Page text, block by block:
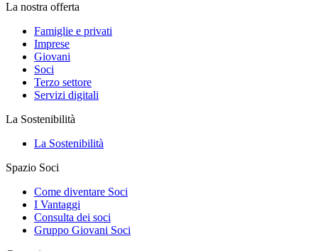
La nostra offerta
Famiglie e privati
Imprese
Giovani
Soci
Terzo settore
Servizi digitali
La Sostenibilità
La Sostenibilità
Spazio Soci
Come diventare Soci
I Vantaggi
Consulta dei soci
Gruppo Giovani Soci